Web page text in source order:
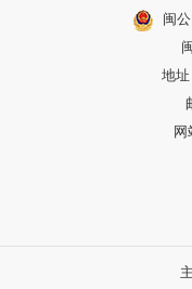
闽
地
网